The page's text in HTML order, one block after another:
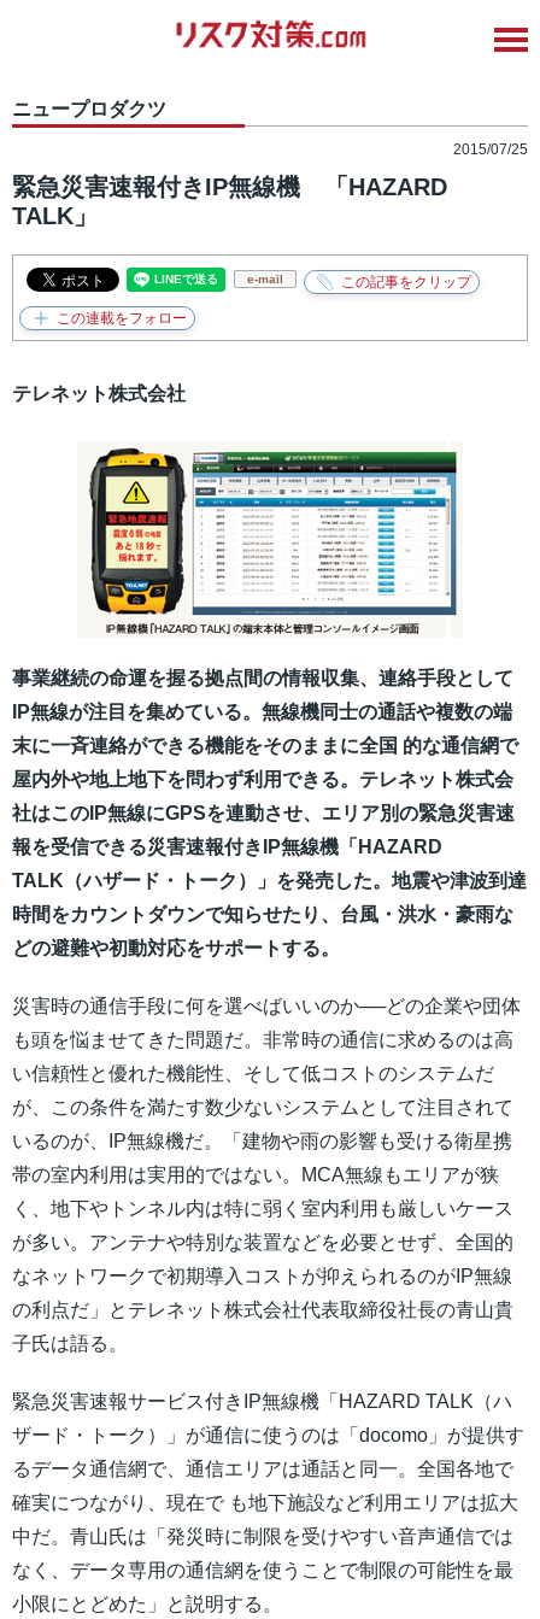
ニュープロダクツ
2015/07/25
緊急災害速報付きIP無線機 「HAZARD
TALK」
e-mail
テレネット株式会社
事業継続の命運を握る拠点間の情報収集、連絡手段として
IP無線が注目を集めている。無線機同士の通話や複数の端
末に一斉連絡ができる機能をそのままに全国 的な通信網で
屋内外や地上地下を問わず利用できる。テレネット株式会
社はこのIP無線にGPSを連動させ、エリア別の緊急災害速
報を受信できる災害速報付きIP無線機「HAZARD
TALK（ハザード・トーク）」を発売した。 地震や津波到達
時間をカウントダウンで知らせたり、台風・洪水・豪雨な
どの避難や初動対応をサポートする。
災害時の通信手段に何を選べばいいのか──どの企業や団体
も頭を悩ませてきた問題だ。非常時の通信に求めるのは高
い信頼性と優れた機能性、そして低コストのシステムだ
が、この条件を満たす数少ないシステムとして注目されて
いるのが、IP無線機だ。「建物や雨の影響も受ける衛星携
帯の室内利用は実用的ではない。MCA無線もエリアが狭
く、地下やトンネル内は特に弱く室内利用も厳しいケース
が多い。アンテナや特別な装置などを必要とせず、全国的
なネットワークで初期導入コストが抑えられるのがIP無線
の利点だ」とテレネット株式会社代表取締役社長の青山貴
子氏は語る。
緊急災害速報サービス付きIP無線機「HAZARD TALK（ハ
ザード・トーク）」が通信に使うのは「docomo」が提供す
るデータ通信網で、通信エリアは通話と同一。全国各地で
確実につながり、現在で も地下施設など利用エリアは拡大
中だ。青山氏は「発災時に制限を受けやすい音声通信では
なく、データ専用の通信網を使うことで制限の可能性を最
小限にとどめた」と説明する。